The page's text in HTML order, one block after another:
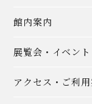
館内案内
展覧会・イベント
アクセス・ご利